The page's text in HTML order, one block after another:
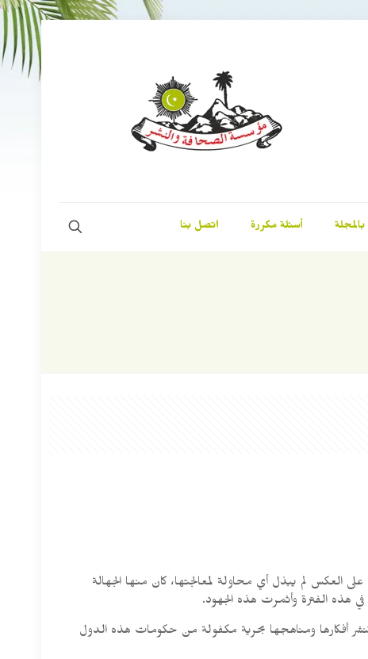
أسئلة مكررة اتصل بنا
العكس لم يبذل أي محاولة لمعالجتها، كان منها الجهالة
هذه الفترة وأثمرت هذه الجهود.
أفكارها ومناهجها بحرية مكفولة من حكومات هذه الدول